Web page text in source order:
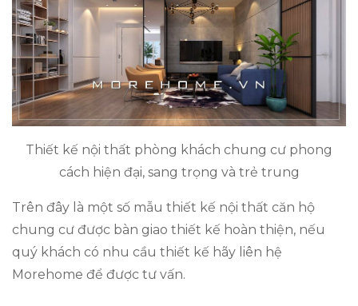
Thiết kế nội thất phòng khách chung cư phong
cách hiện đại, sang trọng và trẻ trung
Trên đây là một số mẫu thiết kế nội thất căn hộ
chung cư được bàn giao thiết kế hoàn thiện, nếu
quý khách có nhu cầu thiết kế hãy liên hệ
Morehome để được tư vấn.